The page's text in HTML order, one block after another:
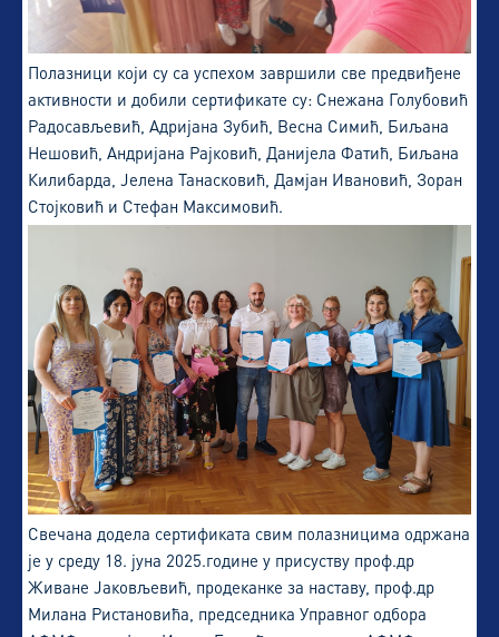
Полазници који су са успехом завршили све предвиђене
активности и добили сертификате су: Снежана Голубовић
Радосављевић, Адријана Зубић, Весна Симић, Биљана
Нешовић, Андријана Рајковић, Данијела Фатић, Биљана
Килибарда, Јелена Танасковић, Дамјан Ивановић, Зоран
Стојковић и Стефан Максимовић.
Свечана додела сертификата свим полазницима одржана
је у среду 18. јуна 2025.године у присуству проф.др
Живане Јаковљевић, продеканке за наставу, проф.др
Милана Ристановића, председника Управног одбора